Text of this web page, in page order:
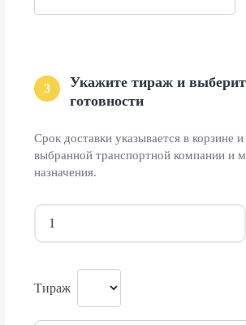
3
Укажите тираж и
готовности
Срок доставки указывается в корзине и
выбранной транспортной компании и
назначения.
Тираж